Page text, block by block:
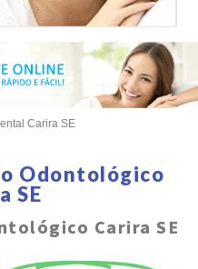
Carira SE
Odontológico
SE
Carira SE